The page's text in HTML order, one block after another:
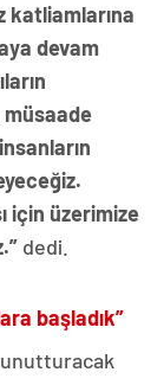
katliamlarına
devam
için üzerimize
dedi.
başladık”